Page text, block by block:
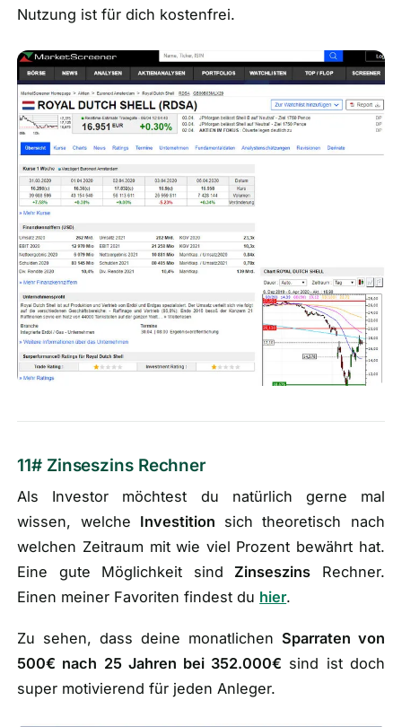
Nutzung ist für dich kostenfrei.
11# Zinseszins Rechner
Als Investor möchtest du natürlich gerne mal
wissen, welche Investition sich theoretisch nach
welchen Zeitraum mit wie viel Prozent bewährt hat.
Eine gute Möglichkeit sind Zinseszins Rechner.
Einen meiner Favoriten findest du hier.
Zu sehen, dass deine monatlichen Sparraten von
500€ nach 25 Jahren bei 352.000€ sind ist doch
super motivierend für jeden Anleger.